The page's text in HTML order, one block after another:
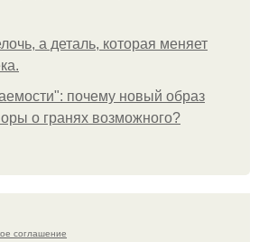
а деталь, которая меняет
почему новый образ
о гранях возможного?
соглашение